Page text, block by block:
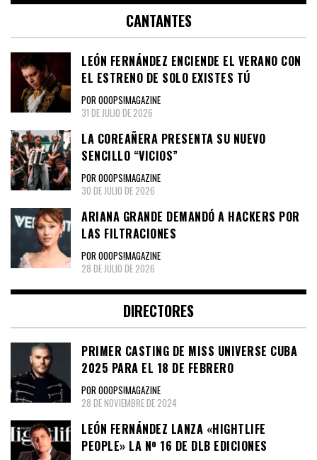
CANTANTES
LEÓN FERNÁNDEZ ENCIENDE EL VERANO CON
EL ESTRENO DE SOLO EXISTES TÚ
POR OOOPS!MAGAZINE
31 DE JULIO DE 2026
LA COREAÑERA PRESENTA SU NUEVO
SENCILLO “VICIOS”
POR OOOPS!MAGAZINE
30 DE JULIO DE 2026
ARIANA GRANDE DEMANDÓ A HACKERS POR
LAS FILTRACIONES
POR OOOPS!MAGAZINE
28 DE JULIO DE 2026
DIRECTORES
PRIMER CASTING DE MISS UNIVERSE CUBA
2025 PARA EL 18 DE FEBRERO
POR OOOPS!MAGAZINE
28 DE NOVIEMBRE DE 2024
LEÓN FERNÁNDEZ LANZA «HIGHTLIFE
PEOPLE» LA Nº 16 DE DLB EDICIONES